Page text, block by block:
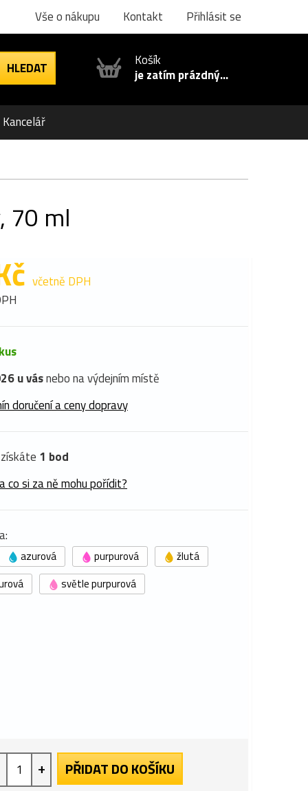
Vše o nákupu Kontakt Přihlásit se
Košík
je zatím prázdný...
Kancelář
70 ml
včetně DPH
u vásnebo na výdejním místě
doručení a ceny dopravy
1 bod
co si za ně mohu pořídit?
azurová purpurová
žlutá
světle purpurová
+ PŘIDAT DO KOŠÍKU